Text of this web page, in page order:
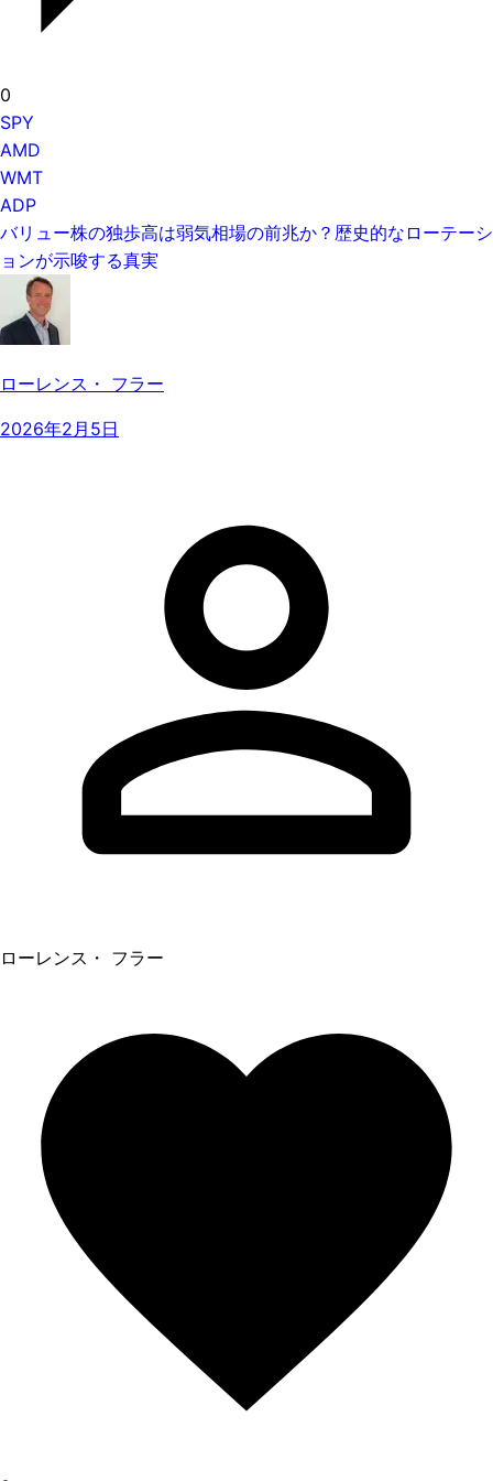
0
SPY
AMD
WMT
ADP
バリュー株の独歩高は弱気相場の前兆か？歴史的なローテーシ
ョンが示唆する真実
ローレンス・ フラー
2026年2月5日
ローレンス・ フラー